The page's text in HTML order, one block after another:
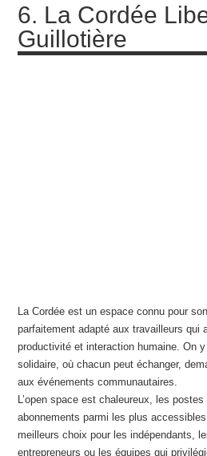
6. La Cordée
Guillotière
La Cordée est un espace connu pour
parfaitement adapté aux travailleurs qui
productivité et interaction humaine. On
solidaire, où chacun peut échanger,
aux événements communautaires.
L’open space est chaleureux, les
abonnements parmi les plus accessibles
meilleurs choix pour les indépendants,
entrepreneurs ou les équipes qui